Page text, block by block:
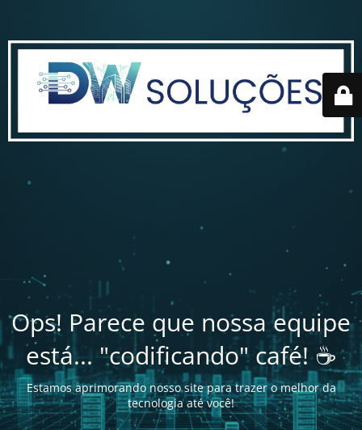
Ops! Parece que nossa equipe
está... "codificando" café! ☕
Estamos aprimorando nosso site para trazer o melhor da
tecnologia até você!